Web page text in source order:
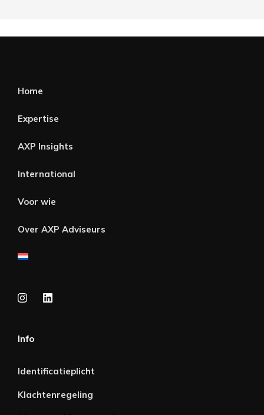
Home
Expertise
AXP Insights
International
Voor wie
Over AXP Adviseurs
Info
Identificatieplicht
Klachtenregeling